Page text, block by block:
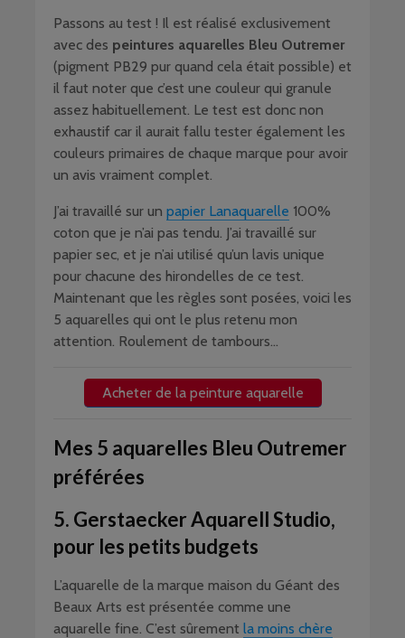
Passons au test ! Il est réalisé exclusivement
avec des peintures aquarelles Bleu Outremer
(pigment PB29 pur quand cela était possible) et
il faut noter que c’est une couleur qui granule
assez habituellement. Le test est donc non
exhaustif car il aurait fallu tester également les
couleurs primaires de chaque marque pour avoir
un avis vraiment complet.
J’ai travaillé sur un papier Lanaquarelle 100%
coton que je n’ai pas tendu. J’ai travaillé sur
papier sec, et je n’ai utilisé qu’un lavis unique
pour chacune des hirondelles de ce test.
Maintenant que les règles sont posées, voici les
5 aquarelles qui ont le plus retenu mon
attention. Roulement de tambours…
Acheter de la peinture aquarelle
Mes 5 aquarelles Bleu Outremer
préférées
5. Gerstaecker Aquarell Studio,
pour les petits budgets
L’aquarelle de la marque maison du Géant des
Beaux Arts est présentée comme une
aquarelle fine. C’est sûrement la moins chère